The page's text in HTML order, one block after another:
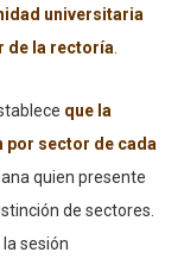
universitaria
de la rectoría
que la
por sector de cada
quien presente
de sectores.
sesión